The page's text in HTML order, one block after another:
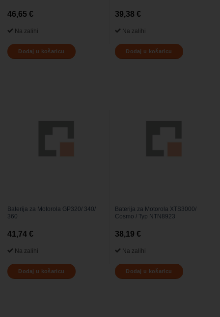
46,65 €
Na zalihi
Dodaj u košaricu
39,38 €
Na zalihi
Dodaj u košaricu
Baterija za Motorola GP320/ 340/
360
41,74 €
Na zalihi
Dodaj u košaricu
Baterija za Motorola XTS3000/
Cosmo / Typ NTN8923
38,19 €
Na zalihi
Dodaj u košaricu